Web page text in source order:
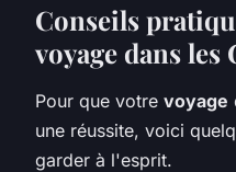
Conseils
voyage dans les
Pour que votre voyage
une réussite, voici
garder à l'esprit.